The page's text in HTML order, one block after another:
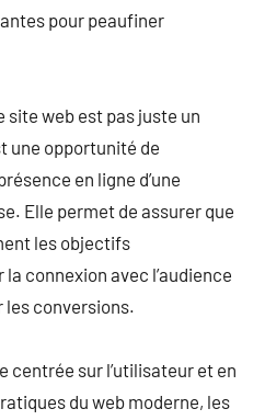
pour peaufiner
site web est pas juste un
une opportunité de
en ligne d’une
Elle permet de assurer que
les objectifs
connexion avec l’audience
les conversions.
centrée sur l’utilisateur et en
du web moderne, les